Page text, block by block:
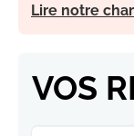
Lire notre
VOS